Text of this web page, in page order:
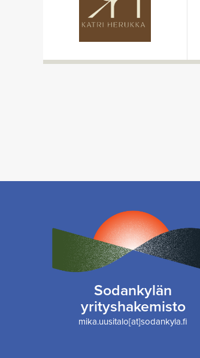
Sodankylän
yrityshakemisto
mika.uusitalo[at]sodankyla.fi